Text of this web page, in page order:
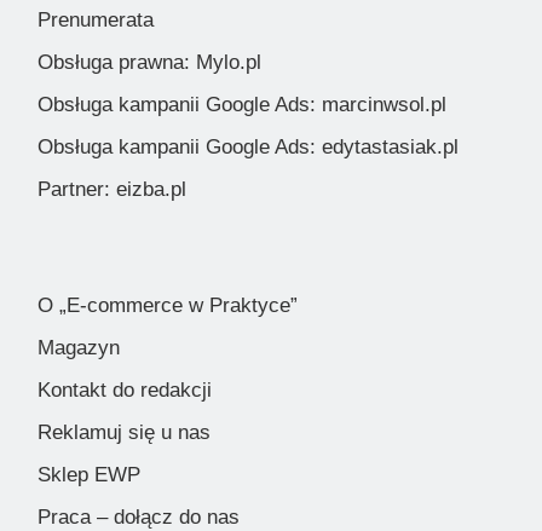
Prenumerata
Obsługa prawna: Mylo.pl
Obsługa kampanii Google Ads: marcinwsol.pl
Obsługa kampanii Google Ads: edytastasiak.pl
Partner: eizba.pl
O „E-commerce w Praktyce”
Magazyn
Kontakt do redakcji
Reklamuj się u nas
Sklep EWP
Praca – dołącz do nas